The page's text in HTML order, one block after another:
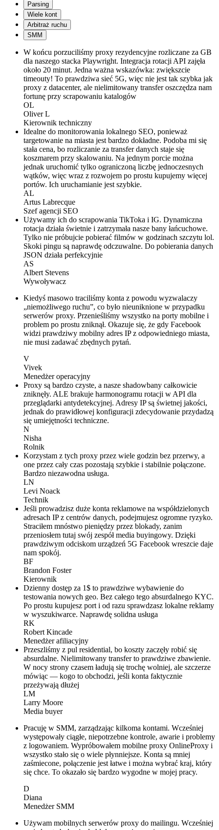
Parsing
Wiele kont
Arbitraż ruchu
SMM
W końcu porzuciliśmy proxy rezydencyjne rozliczane za GB
dla naszego stacka Playwright. Integracja rotacji API zajęła
około 20 minut. Jedna ważna wskazówka: zwiększcie
timeouty! To prawdziwa sieć 5G, więc nie jest tak szybka jak
proxy z datacenter, ale nielimitowany transfer oszczędza nam
fortunę przy scrapowaniu katalogów
OL
Oliver L
Kierownik techniczny
Idealne do monitorowania lokalnego SEO, ponieważ
targetowanie na miasta jest bardzo dokładne. Podoba mi się
stała cena, bo rozliczanie za transfer danych staje się
koszmarem przy skalowaniu. Na jednym porcie można
jednak uruchomić tylko ograniczoną liczbę jednoczesnych
wątków, więc wraz z rozwojem po prostu kupujemy więcej
portów. Ich uruchamianie jest szybkie.
AL
Artus Labrecque
Szef agencji SEO
Używamy ich do scrapowania TikToka i IG. Dynamiczna
rotacja działa świetnie i zatrzymała nasze bany łańcuchowe.
Tylko nie próbujcie pobierać filmów w godzinach szczytu lol.
Skoki pingu są naprawdę odczuwalne. Do pobierania danych
JSON działa perfekcyjnie
AS
Albert Stevens
Wywoływacz
Kiedyś masowo traciliśmy konta z powodu wyzwalaczy
„niemożliwego ruchu”, co było nieuniknione w przypadku
serwerów proxy. Przenieśliśmy wszystko na porty mobilne i
problem po prostu zniknął. Okazuje się, że gdy Facebook
widzi prawdziwy mobilny adres IP z odpowiedniego miasta,
nie musi zadawać zbędnych pytań.
V
Vivek
Menedżer operacyjny
Proxy są bardzo czyste, a nasze shadowbany całkowicie
zniknęły. ALE brakuje harmonogramu rotacji w API dla
przeglądarki antydetekcyjnej. Adresy IP są świetnej jakości,
jednak do prawidłowej konfiguracji zdecydowanie przydadzą
się umiejętności techniczne.
N
Nisha
Rolnik
Korzystam z tych proxy przez wiele godzin bez przerwy, a
one przez cały czas pozostają szybkie i stabilnie połączone.
Bardzo niezawodna usługa.
LN
Levi Noack
Technik
Jeśli prowadzisz duże konta reklamowe na współdzielonych
adresach IP z centrów danych, podejmujesz ogromne ryzyko.
Straciłem mnóstwo pieniędzy przez blokady, zanim
przeniosłem tutaj swój zespół media buyingowy. Dzięki
prawdziwym odciskom urządzeń 5G Facebook wreszcie daje
nam spokój.
BF
Brandon Foster
Kierownik
Dzienny dostęp za 1$ to prawdziwe wybawienie do
testowania nowych geo. Bez całego tego absurdalnego KYC.
Po prostu kupujesz port i od razu sprawdzasz lokalne reklamy
w wyszukiwarce. Naprawdę solidna usługa
RK
Robert Kincade
Menedżer afiliacyjny
Przeszliśmy z pul residential, bo koszty zaczęły robić się
absurdalne. Nielimitowany transfer to prawdziwe zbawienie.
W nocy strony czasem ładują się trochę wolniej, ale szczerze
mówiąc — kogo to obchodzi, jeśli konta faktycznie
przeżywają dłużej
LM
Larry Moore
Media buyer
Pracuję w SMM, zarządzając kilkoma kontami. Wcześniej
występowały ciągłe, niepotrzebne kontrole, awarie i problemy
z logowaniem. Wypróbowałem mobilne proxy OnlineProxy i
wszystko stało się o wiele płynniejsze. Konta są mniej
zaśmiecone, połączenie jest łatwe i można wybrać kraj, który
się chce. To okazało się bardzo wygodne w mojej pracy.
D
Diana
Menedżer SMM
Używam mobilnych serwerów proxy do mailingu. Wcześniej